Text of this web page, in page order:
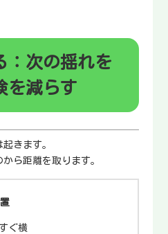
：次の揺れを
を減らす
きます。
ら距離を取ります。
ぐ横